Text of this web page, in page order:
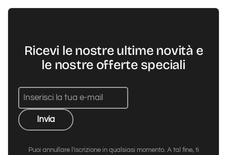
Ricevi le nostre ultime novità e
le nostre offerte speciali
Invia
Puoi annullare l'iscrizione in qualsiasi momento. A tal fine, ti